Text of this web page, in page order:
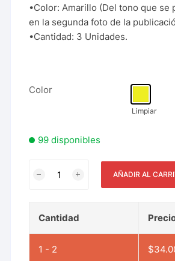
•Color: Amarillo (Del tono que se
en la segunda foto de la
•Cantidad: 3 Unidades.
Color
Limpiar
99 disponibles
AÑADIR AL
Cantidad
1 - 2 $